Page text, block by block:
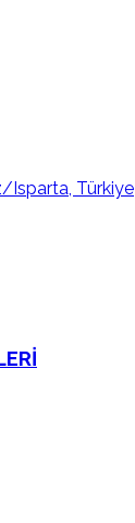
Isparta, Türkiye